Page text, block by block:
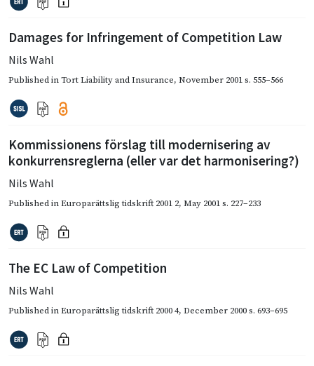
Damages for Infringement of Competition Law
Nils Wahl
Published inTort Liability and Insurance, November 2001s. 555–566
Kommissionens förslag till modernisering av
konkurrensreglerna (eller var det harmonisering?)
Nils Wahl
Published inEuroparättslig tidskrift 2001 2, May 2001s. 227–233
The EC Law of Competition
Nils Wahl
Published inEuroparättslig tidskrift 2000 4, December 2000s. 693–695